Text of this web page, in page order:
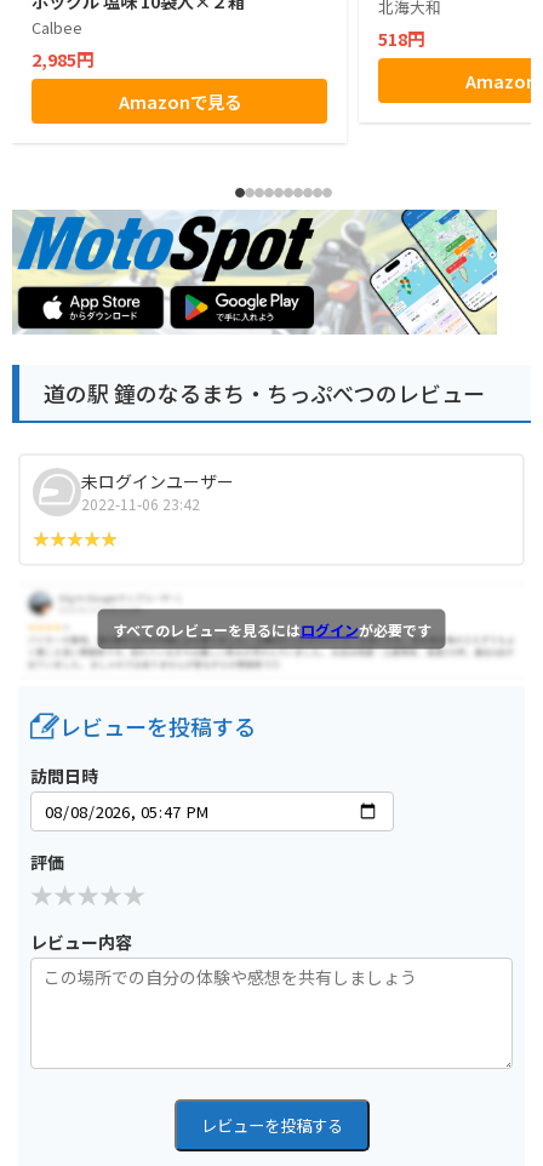
Calbee
2,985円
Amazonで見る
北海大和
518円
Amazon
道の駅 鐘のなるまち・ちっぷべつのレビュー
未ログインユーザー
2022-11-06 23:42
すべてのレビューを見るにはログインが必要です
レビューを投稿する
訪問日時
評価
レビュー内容
レビューを投稿する